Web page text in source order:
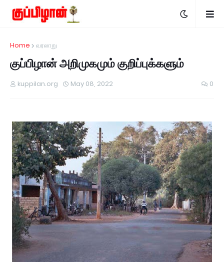
Home வரலாறு
குப்பிழான் அறிமுகமும் குறிப்புக்களும்
kuppilan.org May 08, 2022 0